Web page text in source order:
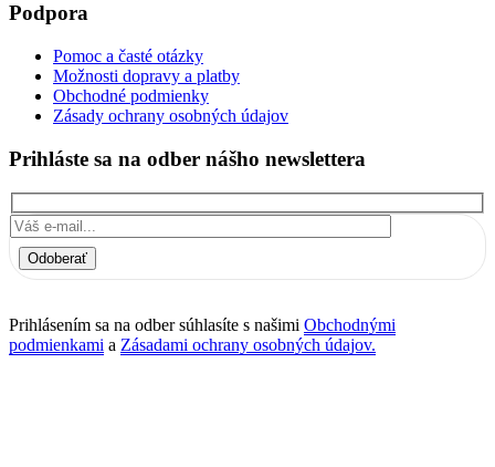
Podpora
Pomoc a časté otázky
Možnosti dopravy a platby
Obchodné podmienky
Zásady ochrany osobných údajov
Prihláste sa na odber nášho newslettera
Odoberať
Prihlásením sa na odber súhlasíte s našimi Obchodnými
podmienkami a Zásadami ochrany osobných údajov.